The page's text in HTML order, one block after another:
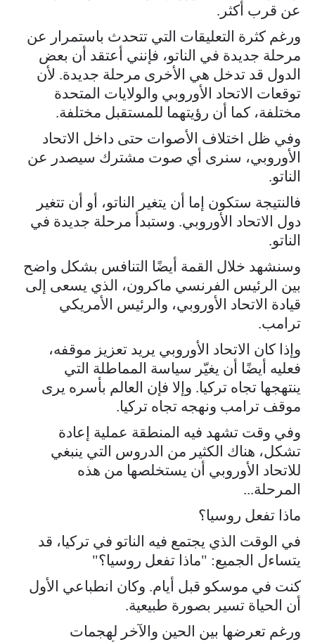
عن قرب أكثر.
ورغم كثرة التعليقات التي تتحدث باستمرار عن
مرحلة جديدة في الناتو، فإنني أعتقد أن بعض
الدول قد تدخل هي الأخرى مرحلة جديدة. لأن
توقعات الاتحاد الأوروبي والولايات المتحدة
مختلفة، كما أن رؤيتهما للمستقبل مختلفة.
وفي ظل اختلاف الأصوات حتى داخل الاتحاد
الأوروبي، سنرى أي صوت مشترك سيصدر عن
الناتو.
فالنتيجة ستكون إما أن يتغير الناتو، أو أن تتغير
دول الاتحاد الأوروبي. وستبدأ مرحلة جديدة في
الناتو.
وسنشهد خلال القمة أيضًا التنافس بشكل واضح
بين الرئيس الفرنسي ماكرون، الذي يسعى إلى
قيادة الاتحاد الأوروبي، والرئيس الأمريكي
ترامب.
وإذا كان الاتحاد الأوروبي يريد تعزيز موقفه،
فعليه أيضًا أن يغيّر سياسة المماطلة التي
ينتهجها تجاه تركيا. وإلا فإن العالم بأسره يرى
موقف ترامب ونهجه تجاه تركيا.
وفي وقت تشهد فيه المنطقة عملية إعادة
تشكل، هناك الكثير من الدروس التي ينبغي
للاتحاد الأوروبي أن يستخلصها من هذه
المرحلة...
ماذا تفعل روسيا؟
في الوقت الذي يجتمع فيه الناتو في تركيا، قد
يتساءل الجميع: "ماذا تفعل روسيا؟"
كنت في موسكو قبل أيام. وكان انطباعي الأول
أن الحياة تسير بصورة طبيعية.
ورغم تعرضها بين الحين والآخر لهجمات